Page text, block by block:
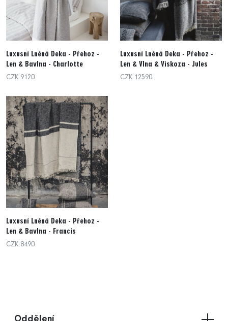
Luxusní Lněná Deka - Přehoz -
Len & Bavlna - Charlotte
CZK 9120
Luxusní Lněná Deka - Přehoz -
Len & Vlna & Viskoza - Jules
CZK 12590
Luxusní Lněná Deka - Přehoz -
Len & Bavlna - Francis
CZK 8490